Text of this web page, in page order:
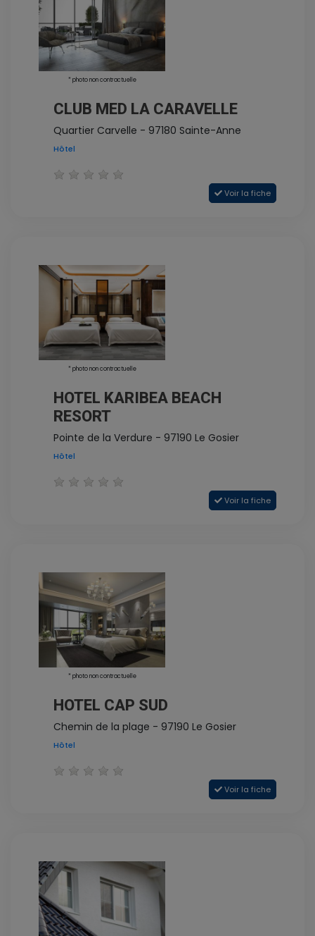
* photo non contractuelle
CLUB MED LA CARAVELLE
Quartier Carvelle - 97180 Sainte-Anne
Hôtel
Voir la fiche
* photo non contractuelle
HOTEL KARIBEA BEACH
RESORT
Pointe de la Verdure - 97190 Le Gosier
Hôtel
Voir la fiche
* photo non contractuelle
HOTEL CAP SUD
Chemin de la plage - 97190 Le Gosier
Hôtel
Voir la fiche